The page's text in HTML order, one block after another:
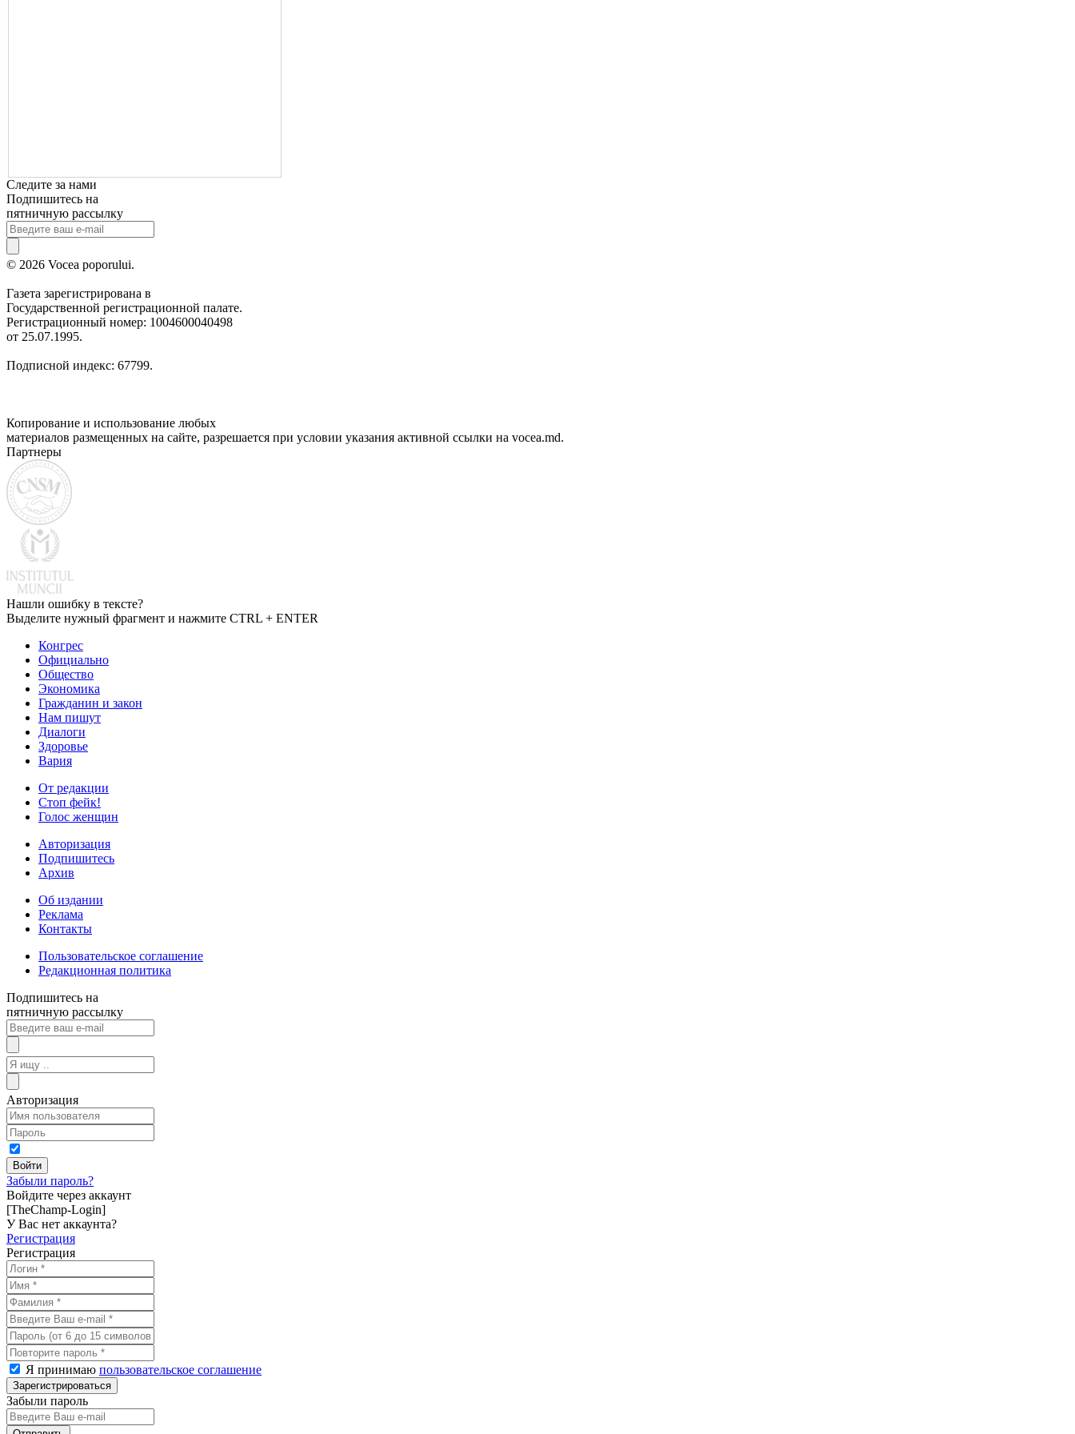
Следите за нами
Подпишитесь на
пятничную рассылку
© 2026 Vocea poporului.
Газета зарегистрирована в
Государственной регистрационной палате.
Регистрационный номер: 1004600040498
от 25.07.1995.
Подписной индекс: 67799.
Копирование и использование любых
материалов размещенных на сайте, разрешается при условии указания активной ссылки на vocea.md.
Партнеры
Нашли ошибку в тексте?
Выделите нужный фрагмент и нажмите CTRL + ENTER
Конгрес
Официально
Общество
Экономика
Гражданин и закон
Нам пишут
Диалоги
Здоровье
Вария
От редакции
Стоп фейк!
Голос женщин
Авторизация
Подпишитесь
Архив
Об издании
Реклама
Контакты
Пользовательское соглашение
Редакционная политика
Подпишитесь на
пятничную рассылку
Авторизация
Забыли пароль?
Войдите через аккаунт
[TheChamp-Login]
У Вас нет аккаунта?
Регистрация
Регистрация
Я принимаю пользовательское соглашение
Забыли пароль